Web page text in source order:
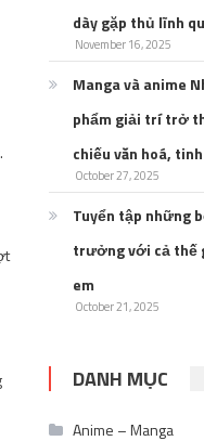
dày gặp thủ lĩnh
November 16, 2025
Manga và anime
phẩm giải trí trở
chiếu văn hoá,
October 27, 2025
Tuyển tập những
trưởng với cả thế
em
October 21, 2025
DANH MỤC
Anime – Manga